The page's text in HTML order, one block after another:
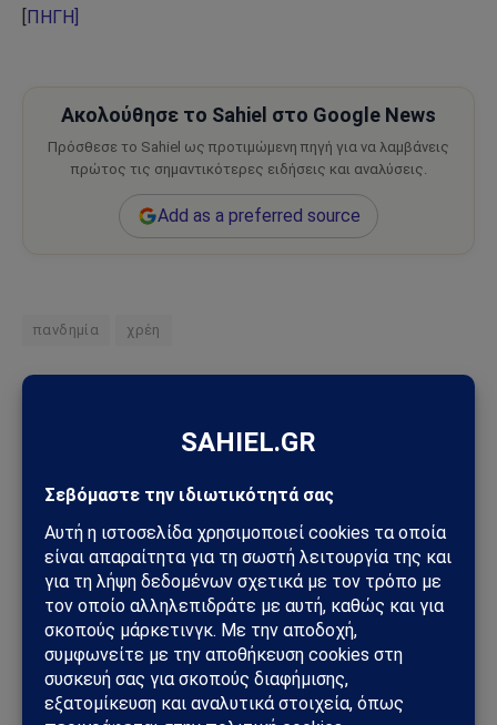
ΠΗΓΗ]
Ακολούθησε το Sahiel στο Google News
Πρόσθεσε το Sahiel ως προτιμώμενη πηγή για να λαμβάνεις
πρώτος τις σημαντικότερες ειδήσεις και αναλύσεις.
Add as a preferred source
πανδημία χρέη
Facebook Twitter Pinterest Tumblr
Sahiel Newsroom
Facebook
X
PinterestInstagram
Tumblr